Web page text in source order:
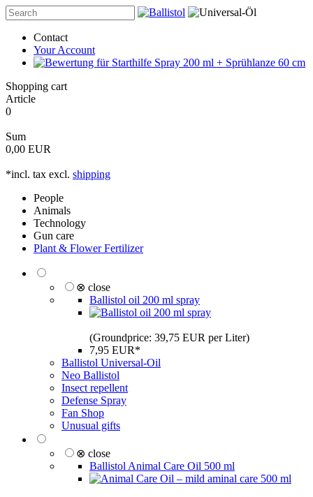
Contact
Your Account
Shopping cart
Article
0
Sum
0,00 EUR
*incl. tax excl. shipping
People
Animals
Technology
Gun care
Plant & Flower Fertilizer
⊗ close
Ballistol oil 200 ml spray
(Groundprice: 39,75 EUR per Liter)
7,95 EUR*
Ballistol Universal-Oil
Neo Ballistol
Insect repellent
Defense Spray
Fan Shop
Unusual gifts
⊗ close
Ballistol Animal Care Oil 500 ml